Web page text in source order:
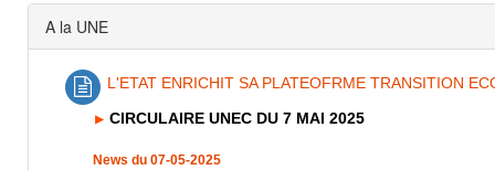
A la UNE
L'ETAT ENRICHIT SA PLATEOFRME TRANSITION
CIRCULAIRE UNEC DU 7 MAI 2025
News du 07-05-2025